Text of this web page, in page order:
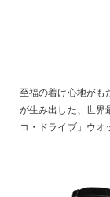
至福の着け心地がも
が生み出した、世界
コ・ドライブ」ウオ